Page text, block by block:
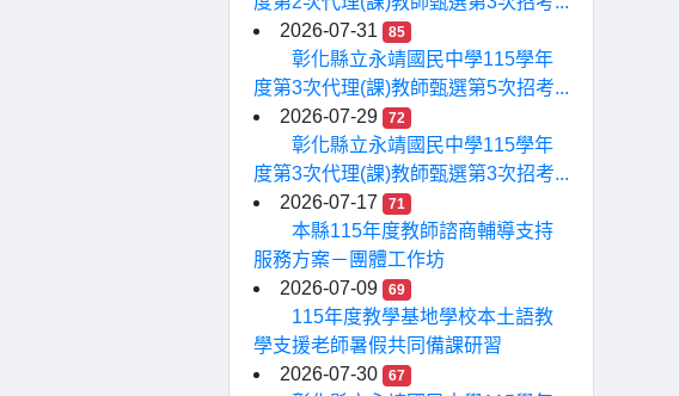
2026-07-31
85
彰化縣立永靖國民中學115學年
度第3次代理(課)教師甄選第5次招考...
2026-07-29
72
彰化縣立永靖國民中學115學年
度第3次代理(課)教師甄選第3次招考...
2026-07-17
71
本縣115年度教師諮商輔導支持
服務方案－團體工作坊
2026-07-09
69
115年度教學基地學校本土語教
學支援老師暑假共同備課研習
2026-07-30
67